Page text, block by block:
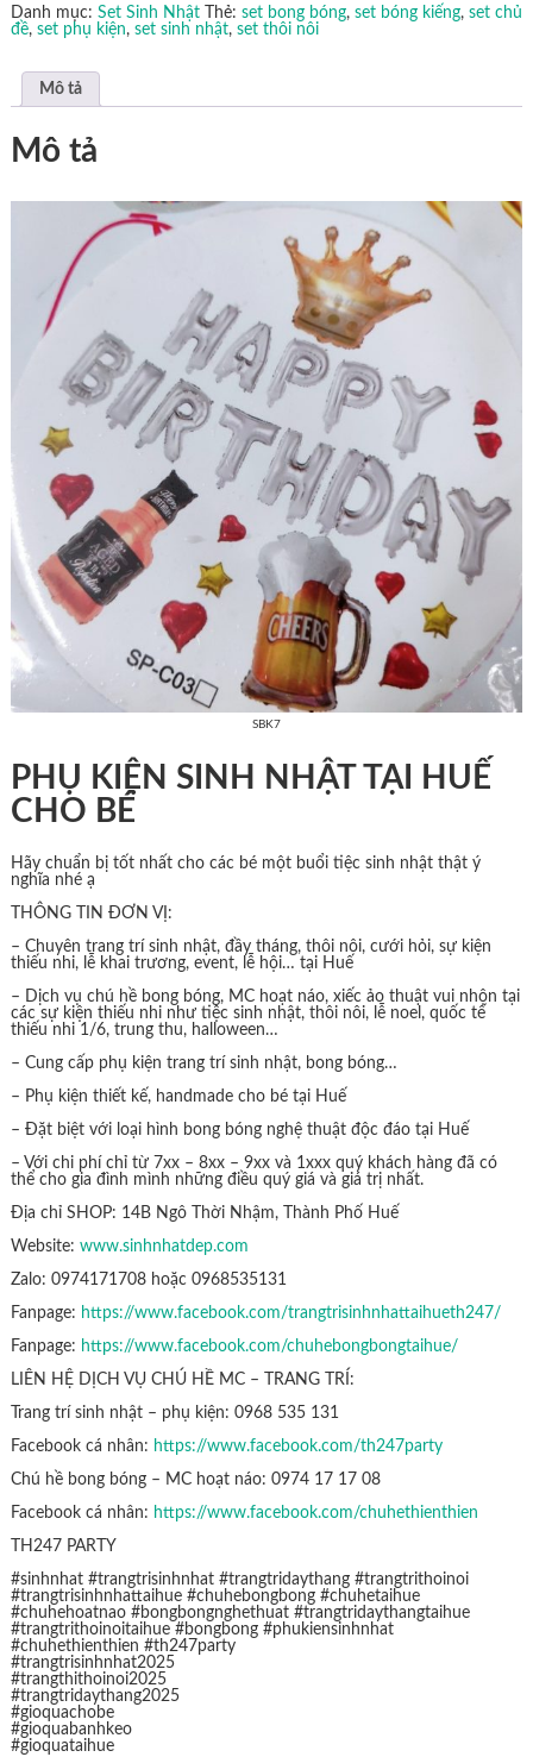
nhật
mã
lượng
Danh mục: Set Sinh Nhật Thẻ: set bong bóng, set bóng kiếng, set chủ
đề, set phụ kiện, set sinh nhật, set thôi nôi
Mô tả
Mô tả
SBK7
PHỤ KIỆN SINH NHẬT TẠI HUẾ
CHO BÉ
Hãy chuẩn bị tốt nhất cho các bé một buổi tiệc sinh nhật thật ý
nghĩa nhé ạ
THÔNG TIN ĐƠN VỊ:
– Chuyên trang trí sinh nhật, đầy tháng, thôi nôi, cưới hỏi, sự kiện
thiếu nhi, lễ khai trương, event, lễ hội… tại Huế
– Dịch vụ chú hề bong bóng, MC hoạt náo, xiếc ảo thuật vui nhộn tại
các sự kiện thiếu nhi như tiệc sinh nhật, thôi nôi, lễ noel, quốc tế
thiếu nhi 1/6, trung thu, halloween…
– Cung cấp phụ kiện trang trí sinh nhật, bong bóng…
– Phụ kiện thiết kế, handmade cho bé tại Huế
– Đặt biệt với loại hình bong bóng nghệ thuật độc đáo tại Huế
– Với chi phí chỉ từ 7xx – 8xx – 9xx và 1xxx quý khách hàng đã có
thể cho gia đình mình những điều quý giá và giá trị nhất.
Địa chỉ SHOP: 14B Ngô Thời Nhậm, Thành Phố Huế
Website: www.sinhnhatdep.com
Zalo: 0974171708 hoặc 0968535131
Fanpage: https://www.facebook.com/trangtrisinhnhattaihueth247/
Fanpage: https://www.facebook.com/chuhebongbongtaihue/
LIÊN HỆ DỊCH VỤ CHÚ HỀ MC – TRANG TRÍ:
Trang trí sinh nhật – phụ kiện: 0968 535 131
Facebook cá nhân: https://www.facebook.com/th247party
Chú hề bong bóng – MC hoạt náo: 0974 17 17 08
Facebook cá nhân: https://www.facebook.com/chuhethienthien
TH247 PARTY
#sinhnhat #trangtrisinhnhat #trangtridaythang #trangtrithoinoi
#trangtrisinhnhattaihue #chuhebongbong #chuhetaihue
#chuhehoatnao #bongbongnghethuat #trangtridaythangtaihue
#trangtrithoinoitaihue #bongbong #phukiensinhnhat
#chuhethienthien #th247party
#trangtrisinhnhat2025
#trangthithoinoi2025
#trangtridaythang2025
#gioquachobe
#gioquabanhkeo
#gioquataihue